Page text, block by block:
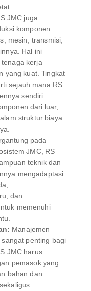
JMC juga
komponen
mesin, transmisi,
Hal ini
kerja
yang kuat. Tingkat
sejauh mana RS
sendiri
dari luar,
struktur biaya
pada
JMC, RS
teknik dan
mengadaptasi
dan
memenuhi
Manajemen
penting bagi
JMC harus
pemasok yang
bahan dan